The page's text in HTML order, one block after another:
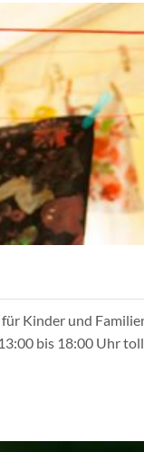
Kinder und
bis 18:00 Uhr